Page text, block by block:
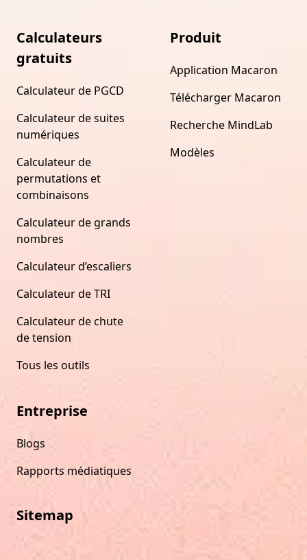
Calculateurs
gratuits
Calculateur de PGCD
Calculateur de suites
numériques
Calculateur de
permutations et
combinaisons
Calculateur de grands
nombres
Calculateur d’escaliers
Calculateur de TRI
Calculateur de chute
de tension
Tous les outils
Produit
Application Macaron
Télécharger Macaron
Recherche MindLab
Modèles
Entreprise
Blogs
Rapports médiatiques
Sitemap